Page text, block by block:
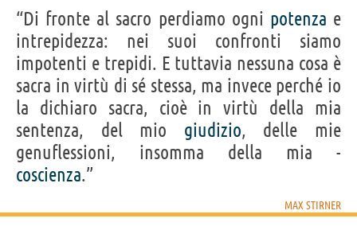
“Di fronte al sacro perdiamo ogni potenza e
intrepidezza: nei suoi confronti siamo
impotenti e trepidi. E tuttavia nessuna cosa è
sacra in virtù di sé stessa, ma invece perché io
la dichiaro sacra, cioè in virtù della mia
sentenza, del mio giudizio, delle mie
genuflessioni, insomma della mia -
coscienza.”
MAX STIRNER